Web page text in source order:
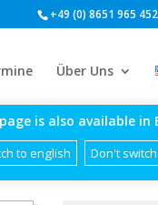
+49 (0) 8651 965
Über Uns
is also available in
to english Don't switch